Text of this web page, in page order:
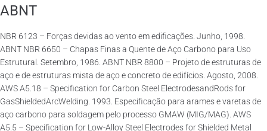
ABNT
NBR 6123 – Forças devidas ao vento em edificações. Junho, 1998.
ABNT NBR 6650 – Chapas Finas a Quente de Aço Carbono para Uso
Estrutural. Setembro, 1986. ABNT NBR 8800 – Projeto de estruturas de
aço e de estruturas mista de aço e concreto de edifícios. Agosto, 2008.
AWS A5.18 – Specification for Carbon Steel ElectrodesandRods for
GasShieldedArcWelding. 1993. Especificação para arames e varetas de
aço carbono para soldagem pelo processo GMAW (MIG/MAG). AWS
A5.5 – Specification for Low-Alloy Steel Electrodes for Shielded Metal